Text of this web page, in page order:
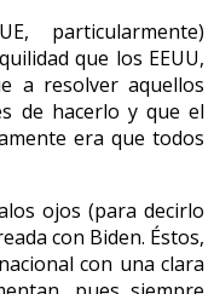
particularmente)
que los EEUU,
a resolver aquellos
de hacerlo y que el
era que todos
ojos (para decirlo
con Biden. Éstos,
con una clara